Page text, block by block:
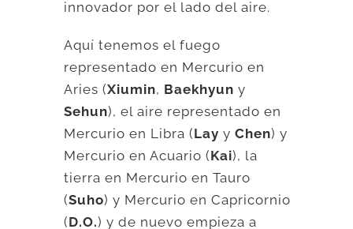
innovador por el lado del aire.
Aquí tenemos el fuego
representado en Mercurio en
Aries (Xiumin, Baekhyun y
Sehun), el aire representado en
Mercurio en Libra (Lay yChen) y
Mercurio en Acuario (Kai), la
tierra en Mercurio en Tauro
(Suho) y Mercurio en Capricornio
(D.O.) y de nuevo empieza a